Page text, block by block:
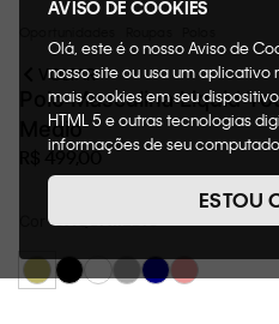
AVISO DE COOKIES
Olá, este é o nosso Aviso de
nosso site ou usa um
mais cookies em seu
HTML 5 e outras tecnologias
informações de seu
de cookies, informaremos
suas funções. A forma como
nosso Aviso de Privacidade.
consideraremos isso como sua
ESTOU
VOLTAR
Polo Masculina Liquid
Medio
499,00
CorCAQUI MEDIO